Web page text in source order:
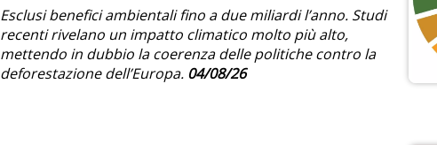
Esclusi benefici ambientali fino a due miliardi l’anno. Studi
recenti rivelano un impatto climatico molto più alto,
mettendo in dubbio la coerenza delle politiche contro la
deforestazione dell’Europa. 04/08/26